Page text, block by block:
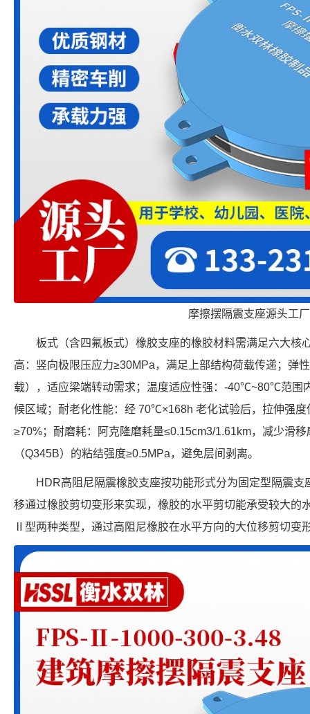
摩擦摆隔震支座源头工厂
板式（含四氟板式）橡胶支座的橡胶材料需满足六大核
高：竖向极限压应力≥30MPa，满足上部结构荷载传递；弹
载），适应梁端转动需求；温度适应性强：-40℃~80℃范围
候区域；耐老化性能：经 70℃×168h 老化试验后，拉伸强
≥70%；耐磨耗：阿克隆磨耗量≤0.15cm3/1.61km，减少滑
（Q345B）的粘结强度≥0.5MPa，避免层间剥离。
HDR高阻尼隔震橡胶支座按功能形式分为固定型隔震
移通过橡胶剪切变形来实现，橡胶的水平剪切能承受较大
Ⅱ型两种类型，通过高阻尼橡胶在水平方向的大位移剪切变